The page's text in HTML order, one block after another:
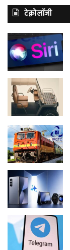
टेक्नोलॉजी